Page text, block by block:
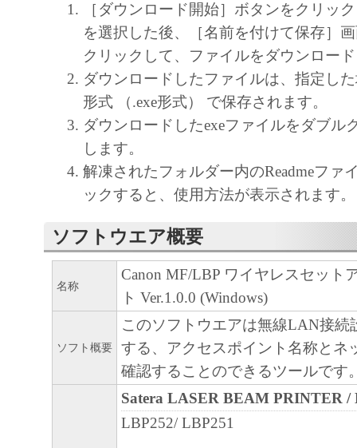
１．許諾
(1) キヤノンは、お客様が「キヤノン製品
のために、「キヤノン製品」に直接または
通じ接続される複数のコンピューター（以
と言います。）において、「本ソフトウェ
契約書においては、「本ソフトウェア」を
の記憶媒体上にインストールすること、ま
ターにおいて表示すること、アクセスする
実行することのいずれも含むものとします
非独占的権利をお客様に対して許諾します
た「指定機器」にネットワークを通じて接
ューター上で、かかるコンピューターの使
「本ソフトウェア」を使用させることがで
るコンピューターの使用者に本契約書上の
を遵守させるとともに、その履行に関し全
を条件とします。
(2) お客様は、上記(1)に基づいて「本ソフ
するためのバックアップとして、「本ソフ
［ダウンロード開始］ボタンをクリッ
を選択した後、［名前を付けて保存］
クリックして、ファイルをダウンロー
ダウンロードしたファイルは、指定し
形式 （.exe形式） で保存されます。
ダウンロードしたexeファイルをダブル
します。
解凍されたフォルダー内のReadmeファ
ックすると、使用方法が表示されます。
ソフトウエア概要
名称
Canon MF/LBP ワイヤレスセット
ト Ver.1.0.0 (Windows)
ソフト概要
このソフトウエアは無線LAN接続
する、アクセスポイント名称とネ
確認することのできるツールです
Satera LASER BEAM PRINTER /
LBP252/ LBP251